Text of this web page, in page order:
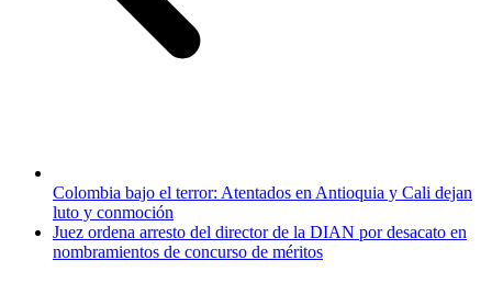
Colombia bajo el terror: Atentados en Antioquia y Cali dejan
luto y conmoción
Juez ordena arresto del director de la DIAN por desacato en
nombramientos de concurso de méritos